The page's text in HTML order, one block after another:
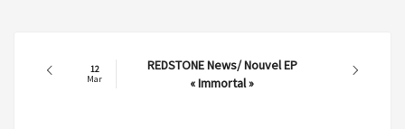
12
Mar
REDSTONE News/ Nouvel EP
« Immortal »